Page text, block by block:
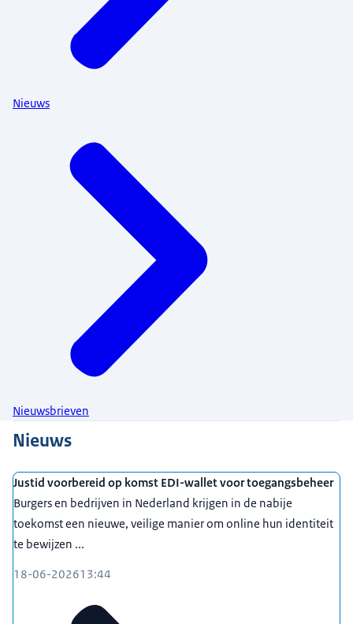
Nieuws
Nieuwsbrieven
Nieuws
Justid voorbereid op komst EDI-wallet voor toegangsbeheer
Burgers en bedrijven in Nederland krijgen in de nabije
toekomst een nieuwe, veilige manier om online hun identiteit
te bewijzen ...
18-06-202613:44